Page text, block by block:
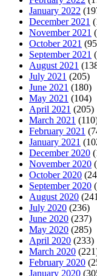
January 2022
December 2021
November 2021
October 2021
September 2021
August 2021
July 2021 (205)
June 2021 (180)
May 2021 (104)
April 2021 (205)
March 2021
February 2021
January 2021
December 2020
November 2020
October 2020
September 2020
August 2020
July 2020 (236)
June 2020 (237)
May 2020 (285)
April 2020 (233)
March 2020
February 2020
January 2020